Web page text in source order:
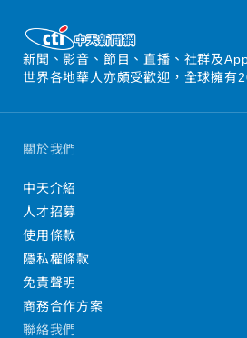
新聞、影音、節目、直播、社群及
世界各地華人亦頗受歡迎，全球擁有
關於我們
中天介紹
人才招募
使用條款
隱私權條款
免責聲明
商務合作方案
聯絡我們